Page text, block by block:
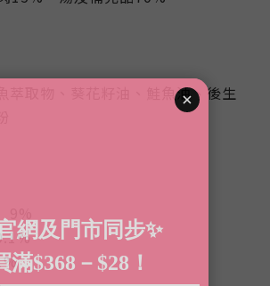
萃取物、葵花籽油、鮭魚油、後生